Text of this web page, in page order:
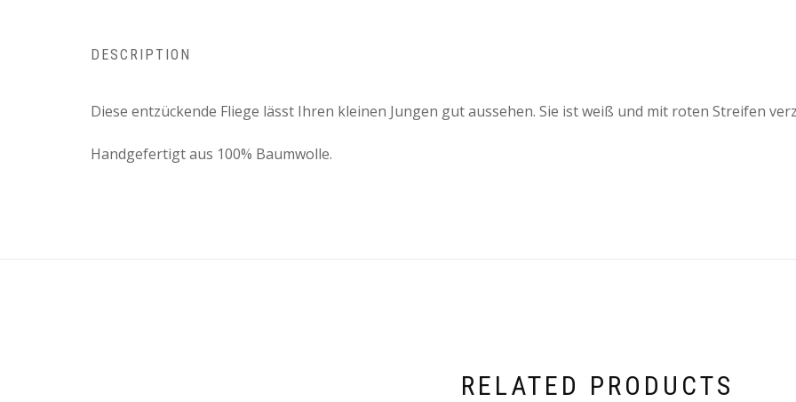
DESCRIPTION
Diese entzückende Fliege lässt Ihren kleinen Jungen gut aussehen. Sie ist weiß und mit roten Streifen
Handgefertigt aus 100% Baumwolle.
RELATED PRODUCTS